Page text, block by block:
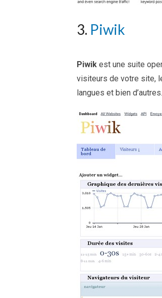
3. Piwik
Piwik est une suite
visiteurs de votre site,
langues et bien d’autres.